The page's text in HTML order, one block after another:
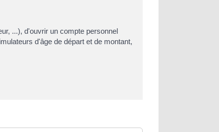
...), d'ouvrir un compte personnel
d'âge de départ et de montant,